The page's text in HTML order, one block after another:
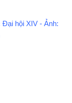
hội XIV - Ảnh: